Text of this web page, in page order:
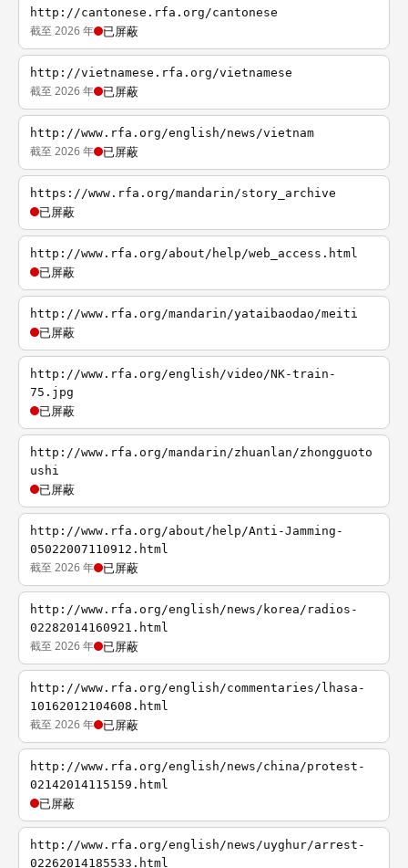
http://cantonese.rfa.org/cantonese
截至 2026 年 已屏蔽
http://vietnamese.rfa.org/vietnamese
截至 2026 年 已屏蔽
http://www.rfa.org/english/news/vietnam
截至 2026 年 已屏蔽
https://www.rfa.org/mandarin/story_archive
已屏蔽
http://www.rfa.org/about/help/web_access.html
已屏蔽
http://www.rfa.org/mandarin/yataibaodao/meiti
已屏蔽
http://www.rfa.org/english/video/NK-train-
75.jpg
已屏蔽
http://www.rfa.org/mandarin/zhuanlan/zhongguoto
ushi
已屏蔽
http://www.rfa.org/about/help/Anti-Jamming-
05022007110912.html
截至 2026 年 已屏蔽
http://www.rfa.org/english/news/korea/radios-
02282014160921.html
截至 2026 年 已屏蔽
http://www.rfa.org/english/commentaries/lhasa-
10162012104608.html
截至 2026 年 已屏蔽
http://www.rfa.org/english/news/china/protest-
02142014115159.html
已屏蔽
http://www.rfa.org/english/news/uyghur/arrest-
02262014185533.html